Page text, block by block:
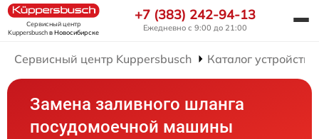
Сервисный центр
Kuppersbuschв Новосибирске
+7 (383) 242-94-13
Ежедневно с 9:00 до 21:00
Сервисный центр Kuppersbusch Каталог устройств
Замена заливного шланга
посудомоечной машины